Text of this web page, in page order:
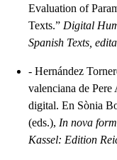
Evaluation of
Texts.” Digital
Spanish Texts,
- Hernández
valenciana de
digital. En Sònia
(eds.), In nova
Kassel: Edition